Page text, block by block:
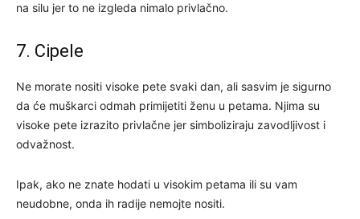
na silu jer to ne izgleda nimalo privlačno.
7. Cipele
Ne morate nositi visoke pete svaki dan, ali sasvim je sigurno
da će muškarci odmah primijetiti ženu u petama. Njima su
visoke pete izrazito privlačne jer simboliziraju zavodljivost i
odvažnost.
Ipak, ako ne znate hodati u visokim petama ili su vam
neudobne, onda ih radije nemojte nositi.